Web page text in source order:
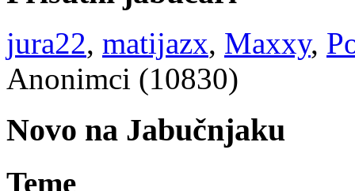
jura22, matijazx, Maxxy,
Anonimci (10830)
Novo na Jabučnjaku
Teme